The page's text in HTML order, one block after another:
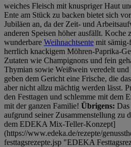
weiches Fleisch mit knuspriger Haut
Ente am Stück zu backen bietet sich
Jubiläen an, da der Zeit- und
anderen Speisen höher ausfällt. Koche
wunderbare Weihnachtsente mit
herrlich knackigem Möhren-Paprika-
Zutaten wie Champignons und fein
Thymian sowie Weißwein veredelt
geben dem Gericht eine Frische, die
aber nicht allzu mächtig werden lässt.
den Festtagen und schlemme mit dem
mit der ganzen Familie! Übrigens:
aufgrund seiner Zusammenstellung zu
dem EDEKA Mix-Teller-Konzept]
(https://www.edeka.de/rezepte/
festtagsrezepte.jsp "EDEKA